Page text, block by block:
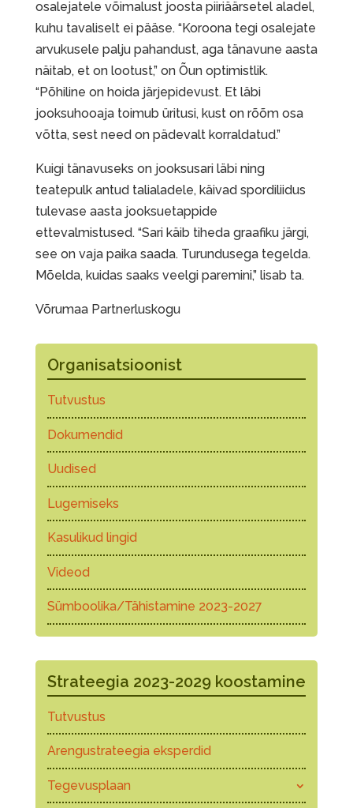
osalejatele võimalust joosta piiriäärsetel aladel,
kuhu tavaliselt ei pääse. “Koroona tegi osalejate
arvukusele palju pahandust, aga tänavune aasta
näitab, et on lootust,” on Õun optimistlik.
“Põhiline on hoida järjepidevust. Et läbi
jooksuhooaja toimub üritusi, kust on rõõm osa
võtta, sest need on pädevalt korraldatud.”
Kuigi tänavuseks on jooksusari läbi ning
teatepulk antud talialadele, käivad spordiliidus
tulevase aasta jooksuetappide
ettevalmistused. “Sari käib tiheda graafiku järgi,
see on vaja paika saada. Turundusega tegelda.
Mõelda, kuidas saaks veelgi paremini,” lisab ta.
Võrumaa Partnerluskogu
Organisatsioonist
Tutvustus
Dokumendid
Uudised
Lugemiseks
Kasulikud lingid
Videod
Sümboolika/Tähistamine 2023-2027
Strateegia 2023-2029 koostamine
Tutvustus
Arengustrateegia eksperdid
Tegevusplaan